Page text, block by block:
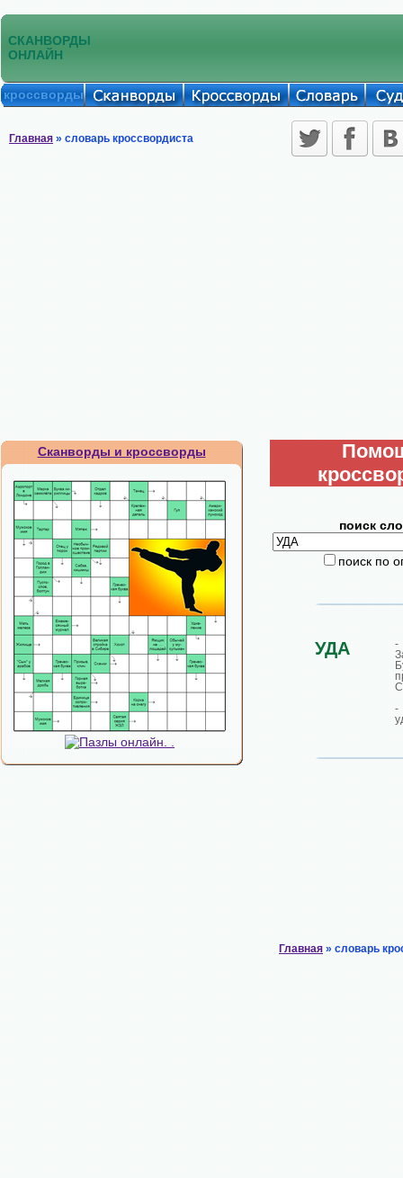
СКАНВОРДЫ
ОНЛАЙН
кроссворды
Главная » словарь кроссвордиста
Сканворды и кроссворды
поиск
поиск по
УДА
-
Главная » словарь